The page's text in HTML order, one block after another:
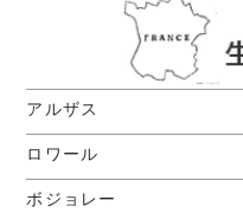
アルザス
ロワール
ボジョレー